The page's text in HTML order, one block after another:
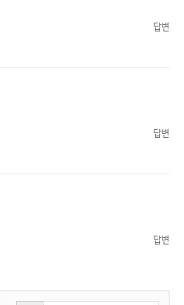
답변
답변
답변